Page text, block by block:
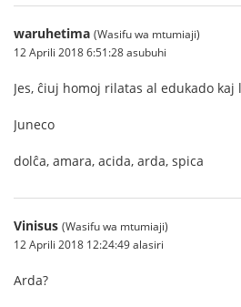
waruhetima (Wasifu wa mtumiaji)
12 Aprili 2018 6:51:28 asubuhi
Jes, ĉiuj homoj rilatas al edukado kaj
Juneco
dolĉa, amara, acida, arda, spica
Vinisus (Wasifu wa mtumiaji)
12 Aprili 2018 12:24:49 alasiri
Arda?